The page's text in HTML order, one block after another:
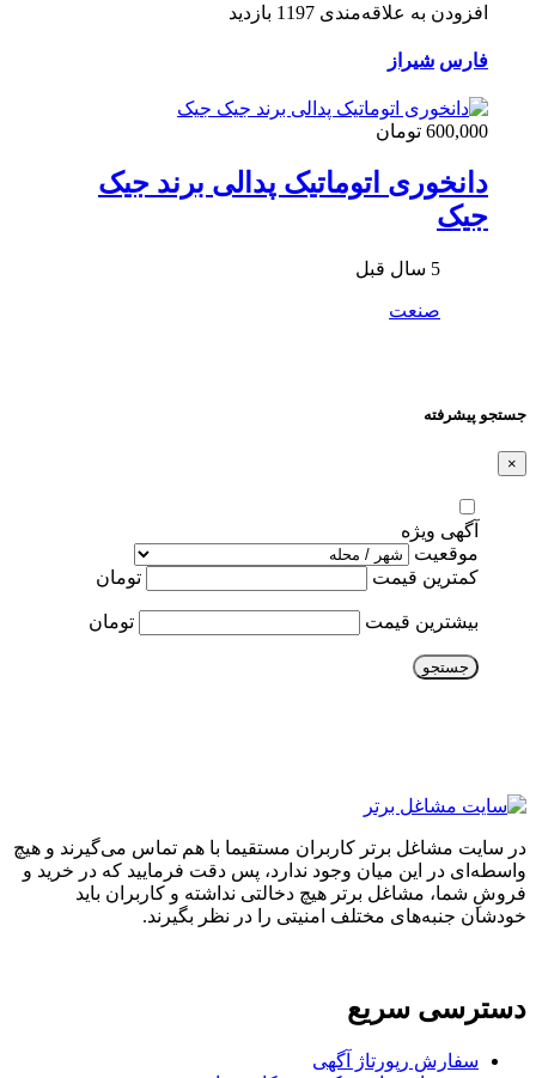
افزودن به علاقه‌مندی 1197 بازدید
فارس شیراز
600,000 تومان
دانخوری اتوماتیک پدالی برند جیک
جیک
5 سال قبل
صنعت
جستجو پیشرفته
×
آگهی ویژه
موقعیت
کمترین قیمت
تومان
بیشترین قیمت تومان
جستجو
در سایت مشاغل برتر کاربران مستقیما با هم تماس می‌گیرند و هیچ
واسطه‌ای در این میان وجود ندارد، پس دقت فرمایید که در خرید و
فروشِ شما، مشاغل برتر هیچ دخالتی نداشته و کاربران باید
خودشان جنبه‌های مختلف امنیتی را در نظر بگیرند.
دسترسی سریع
سفارش رپورتاژ آگهی